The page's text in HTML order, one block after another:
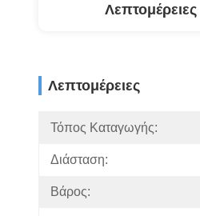
Λεπτομέρειες
Λεπτομέρειες
Τόπος Καταγωγής:
Διάσταση:
Βάρος: